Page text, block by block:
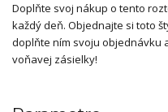
Doplňte svoj nákup o tento
každý deň. Objednajte si toto
doplňte ním svoju objednávku
voňavej zásielky!